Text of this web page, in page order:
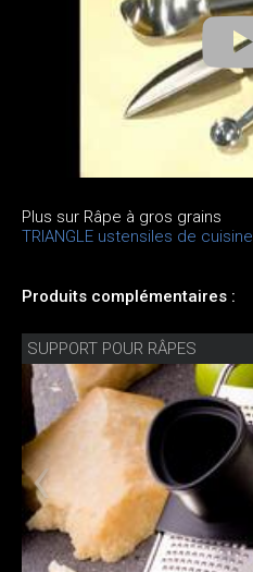
Plus sur Râpe à gros grains
TRIANGLE ustensiles de cuisine
Produits complémentaires :
SUPPORT POUR RÂPES